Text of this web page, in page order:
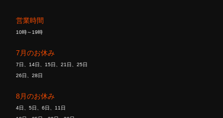
営業時間
10時～19時
7月のお休み
7日、14日、15日、21日、25日
26日、28日
8月のお休み
4日、5日、6日、11日